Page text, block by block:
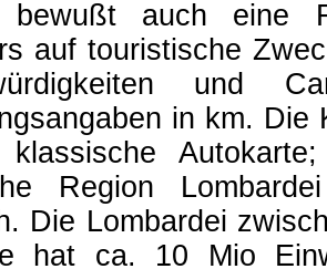
bewußt auch eine
auf touristische
und
in km.
Region
Die Lombardei
hat ca. 10 Mio